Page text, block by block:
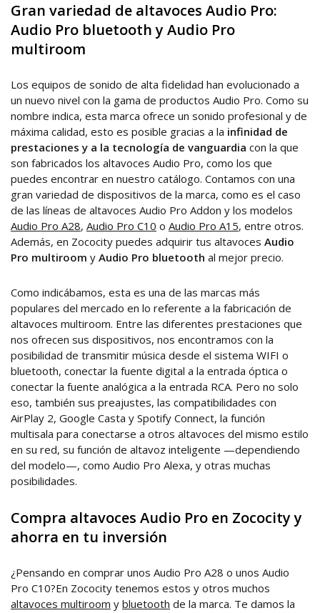
Gran variedad de altavoces Audio Pro:
Audio Pro bluetooth y Audio Pro
multiroom
Los equipos de sonido de alta fidelidad han evolucionado a
un nuevo nivel con la gama de productos Audio Pro. Como su
nombre indica, esta marca ofrece un sonido profesional y de
máxima calidad, esto es posible gracias a la infinidad de
prestaciones y a la tecnología de vanguardia con la que
son fabricados los altavoces Audio Pro, como los que
puedes encontrar en nuestro catálogo. Contamos con una
gran variedad de dispositivos de la marca, como es el caso
de las líneas de altavoces Audio Pro Addon y los modelos
Audio Pro A28, Audio Pro C10 o Audio Pro A15, entre otros.
Además, en Zococity puedes adquirir tus altavoces Audio
Pro multiroom y Audio Pro bluetooth al mejor precio.
Como indicábamos, esta es una de las marcas más
populares del mercado en lo referente a la fabricación de
altavoces multiroom. Entre las diferentes prestaciones que
nos ofrecen sus dispositivos, nos encontramos con la
posibilidad de transmitir música desde el sistema WIFI o
bluetooth, conectar la fuente digital a la entrada óptica o
conectar la fuente analógica a la entrada RCA. Pero no solo
eso, también sus preajustes, las compatibilidades con
AirPlay 2, Google Casta y Spotify Connect, la función
multisala para conectarse a otros altavoces del mismo estilo
en su red, su función de altavoz inteligente —dependiendo
del modelo—, como Audio Pro Alexa, y otras muchas
posibilidades.
Compra altavoces Audio Pro en Zococity y
ahorra en tu inversión
¿Pensando en comprar unos Audio Pro A28 o unos Audio
Pro C10?En Zococity tenemos estos y otros muchos
altavoces multiroom y bluetooth de la marca. Te damos la